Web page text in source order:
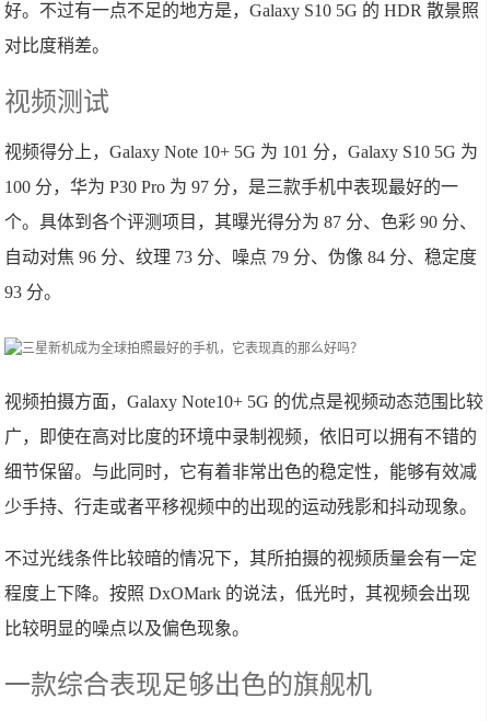
好。不过有一点不足的地方是，Galaxy S10 5G 的 HDR 散景照
对比度稍差。
视频测试
视频得分上，Galaxy Note 10+ 5G 为 101 分，Galaxy S10 5G 为
100 分，华为 P30 Pro 为 97 分，是三款手机中表现最好的一
个。具体到各个评测项目，其曝光得分为 87 分、色彩 90 分、
自动对焦 96 分、纹理 73 分、噪点 79 分、伪像 84 分、稳定度
93 分。
视频拍摄方面，Galaxy Note10+ 5G 的优点是视频动态范围比较
广，即使在高对比度的环境中录制视频，依旧可以拥有不错的
细节保留。与此同时，它有着非常出色的稳定性，能够有效减
少手持、行走或者平移视频中的出现的运动残影和抖动现象。
不过光线条件比较暗的情况下，其所拍摄的视频质量会有一定
程度上下降。按照 DxOMark 的说法，低光时，其视频会出现
比较明显的噪点以及偏色现象。
一款综合表现足够出色的旗舰机